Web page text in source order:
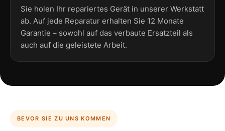
Sie holen Ihr repariertes Gerät in unserer Werkstatt
ab. Auf jede Reparatur erhalten Sie 12 Monate
Garantie – sowohl auf das verbaute Ersatzteil als
auch auf die geleistete Arbeit.
BEVOR SIE ZU UNS KOMMEN